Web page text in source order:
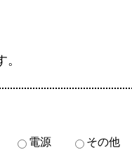
電源 その他